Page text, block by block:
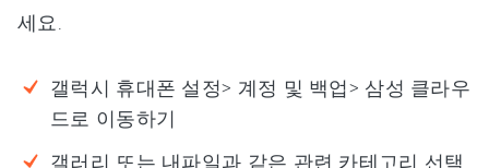
세요.
갤럭시 휴대폰 설정> 계정 및 백업> 삼성 클라우
드로 이동하기
갤러리 또는 내파일과 같은 관련 카테고리 선택